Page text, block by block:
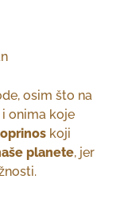
osim što na
onima koje
koji
planete, jer